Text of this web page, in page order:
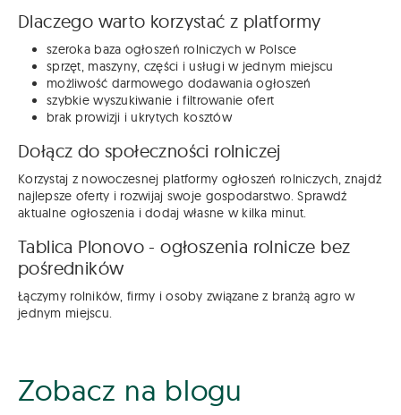
Dlaczego warto korzystać z platformy
szeroka baza ogłoszeń rolniczych w Polsce
sprzęt, maszyny, części i usługi w jednym miejscu
możliwość darmowego dodawania ogłoszeń
szybkie wyszukiwanie i filtrowanie ofert
brak prowizji i ukrytych kosztów
Dołącz do społeczności rolniczej
Korzystaj z nowoczesnej platformy ogłoszeń rolniczych, znajdź
najlepsze oferty i rozwijaj swoje gospodarstwo. Sprawdź
aktualne ogłoszenia i dodaj własne w kilka minut.
Tablica Plonovo - ogłoszenia rolnicze bez
pośredników
Łączymy rolników, firmy i osoby związane z branżą agro w
jednym miejscu.
Zobacz na blogu